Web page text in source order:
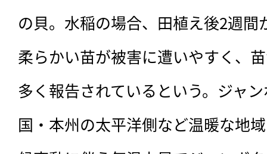
の貝。水稲の場合、田植え後2週間
柔らかい苗が被害に遭いやすく、
多く報告されているという。ジャ
国・本州の太平洋側など温暖な地